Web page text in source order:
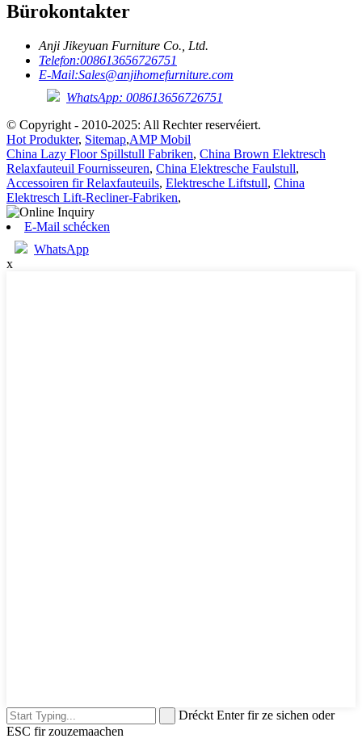
Bürokontakter
Anji Jikeyuan Furniture Co., Ltd.
Telefon:008613656726751
E-Mail:Sales@anjihomefurniture.com
WhatsApp: 008613656726751
© Copyright - 2010-2025: All Rechter reservéiert.
Hot Produkter, Sitemap,AMP Mobil
China Lazy Floor Spillstull Fabriken, China Brown Elektresch
Relaxfauteuil Fournisseuren, China Elektresche Faulstull,
Accessoiren fir Relaxfauteuils, Elektresche Liftstull, China
Elektresch Lift-Recliner-Fabriken,
E-Mail schécken
WhatsApp
x
Dréckt Enter fir ze sichen oder
ESC fir zouzemaachen